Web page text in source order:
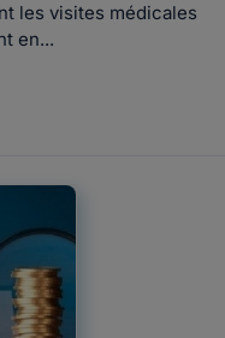
les visites médicales
en...